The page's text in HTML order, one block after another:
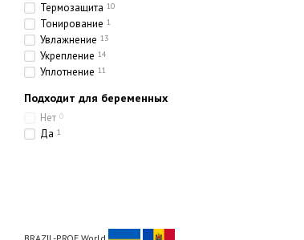
Термозащита 10
Тонирование 1
Увлажнение 13
Укрепление 14
Уплотнение 11
Подходит для беременных
Нет 0
Да 1